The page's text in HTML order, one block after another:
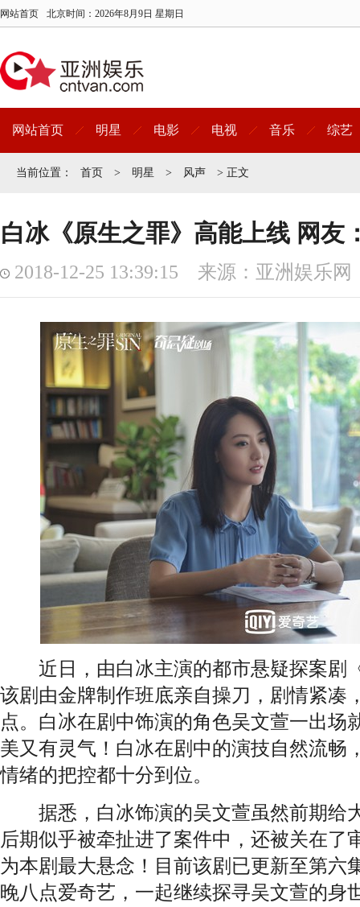
网站首页 北京时间： 2026年8月9日 星期日
网站首页 明星 电影 电视 音乐 综艺
当前位置： 首页 > 明星 > 风声 > 正文
白冰《原生之罪》高能上线 网友
2018-12-25 13:39:15 来源：亚洲娱乐网
近日，由白冰主演的都市悬疑探案剧
该剧由金牌制作班底亲自操刀，剧情紧凑
点。白冰在剧中饰演的角色吴文萱一出场
美又有灵气！白冰在剧中的演技自然流畅
情绪的把控都十分到位。
据悉，白冰饰演的吴文萱虽然前期给
后期似乎被牵扯进了案件中，还被关在了
为本剧最大悬念！目前该剧已更新至第六
晚八点爱奇艺，一起继续探寻吴文萱的身